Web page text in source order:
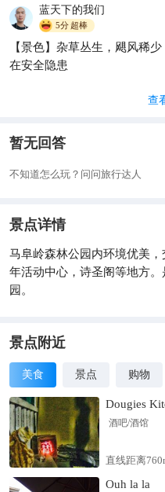
蓝天下的我们
5分超棒
【景色】杂草丛生，飓风稀
在安全隐患
查
暂无回答
不知道怎么玩？问问旅行达人
景点详情
马阜岭森林公园内环境优美
年活动中心，诗圣阁等地方
园。
景点附近
美食 景点 购物
Dougies
酒吧/酒馆
直线距离
Ouh la la